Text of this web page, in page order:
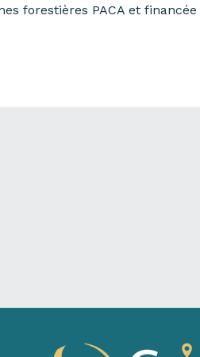
forestières PACA et financée